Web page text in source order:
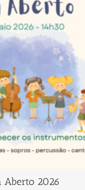
Aberto 2026
dia 23 de maio,
interessados
na
Guitarra Clássica,
Trompa,
(Violeta) e
Para mais